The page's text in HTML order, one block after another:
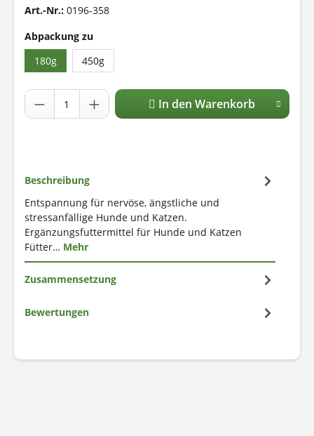
Art.-Nr.: 0196-358
Abpackung zu
180g
450g
In den Warenkorb
Beschreibung
Entspannung für nervöse, ängstliche und
stressanfällige Hunde und Katzen.
Ergänzungsfuttermittel für Hunde und Katzen
Fütter… Mehr
Zusammensetzung
Bewertungen